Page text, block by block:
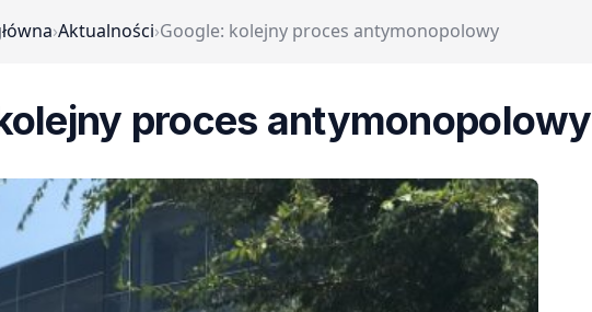
›Aktualności›Google: kolejny proces antymonopolowy
proces antymonopolowy